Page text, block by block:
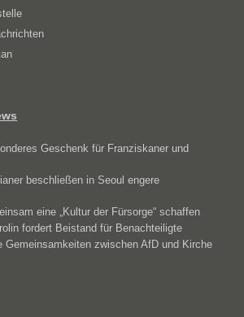
Geschenk für Franziskaner und
beschließen in Seoul engere
eine „Kultur der Fürsorge“ schaffen
fordert Beistand für Benachteiligte
Gemeinsamkeiten zwischen AfD und Kirche